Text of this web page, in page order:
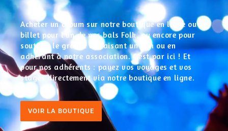
Acheter un album sur notre boutique en ligne ou un
billet pour l’un de nos bals Folk, ou encore pour
soutenir le groupe en faisant un don ou en
adhérant à notre association. C’est par ici ! Et
pour nos adhérents : payez vos voyages et vos
stages directement via notre boutique en ligne.
VOIR LA BOUTIQUE